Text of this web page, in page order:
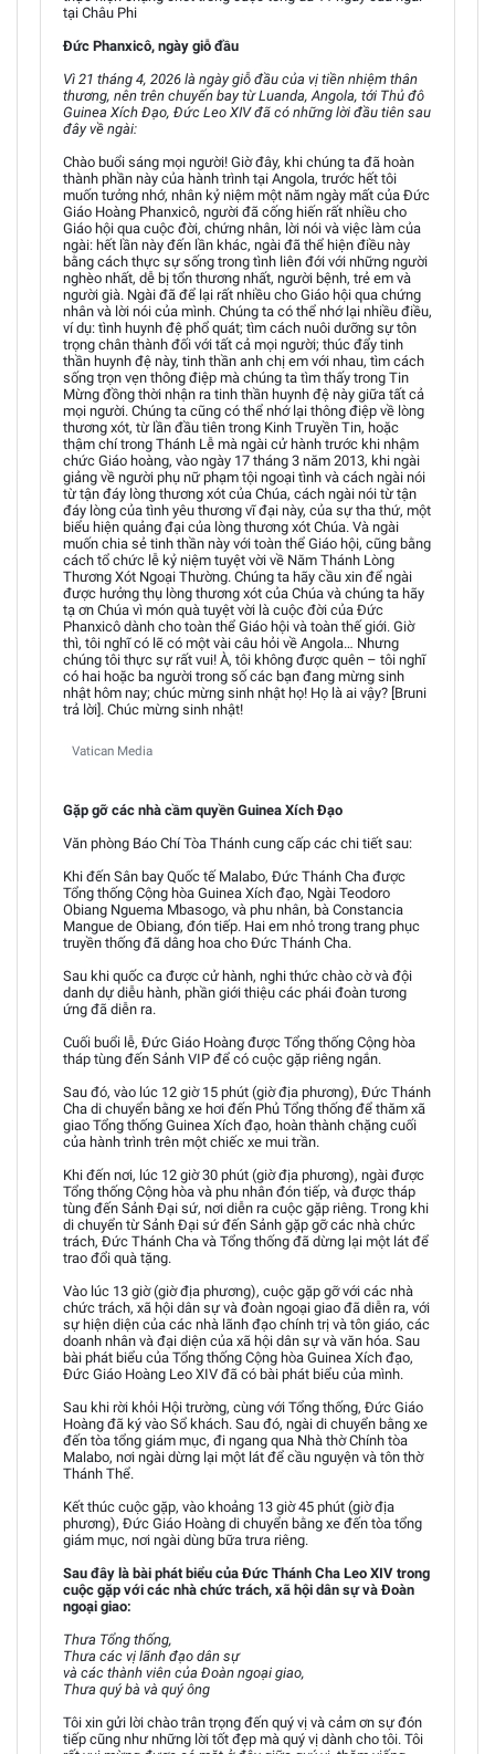
tại Châu Phi
Đức Phanxicô, ngày giỗ đầu
Vì 21 tháng 4, 2026 là ngày giỗ đầu của vị tiền nhiệm thân
thương, nên trên chuyến bay từ Luanda, Angola, tới Thủ đô
Guinea Xích Đạo, Đức Leo XIV đã có những lời đầu tiên sau
đây về ngài:
Chào buổi sáng mọi người! Giờ đây, khi chúng ta đã hoàn
thành phần này của hành trình tại Angola, trước hết tôi
muốn tưởng nhớ, nhân kỷ niệm một năm ngày mất của Đức
Giáo Hoàng Phanxicô, người đã cống hiến rất nhiều cho
Giáo hội qua cuộc đời, chứng nhân, lời nói và việc làm của
ngài: hết lần này đến lần khác, ngài đã thể hiện điều này
bằng cách thực sự sống trong tình liên đới với những người
nghèo nhất, dễ bị tổn thương nhất, người bệnh, trẻ em và
người già. Ngài đã để lại rất nhiều cho Giáo hội qua chứng
nhân và lời nói của mình. Chúng ta có thể nhớ lại nhiều điều,
ví dụ: tình huynh đệ phổ quát; tìm cách nuôi dưỡng sự tôn
trọng chân thành đối với tất cả mọi người; thúc đẩy tinh
thần huynh đệ này, tinh thần anh chị em với nhau, tìm cách
sống trọn vẹn thông điệp mà chúng ta tìm thấy trong Tin
Mừng đồng thời nhận ra tinh thần huynh đệ này giữa tất cả
mọi người. Chúng ta cũng có thể nhớ lại thông điệp về lòng
thương xót, từ lần đầu tiên trong Kinh Truyền Tin, hoặc
thậm chí trong Thánh Lễ mà ngài cử hành trước khi nhậm
chức Giáo hoàng, vào ngày 17 tháng 3 năm 2013, khi ngài
giảng về người phụ nữ phạm tội ngoại tình và cách ngài nói
từ tận đáy lòng thương xót của Chúa, cách ngài nói từ tận
đáy lòng của tình yêu thương vĩ đại này, của sự tha thứ, một
biểu hiện quảng đại của lòng thương xót Chúa. Và ngài
muốn chia sẻ tinh thần này với toàn thể Giáo hội, cũng bằng
cách tổ chức lễ kỷ niệm tuyệt vời về Năm Thánh Lòng
Thương Xót Ngoại Thường. Chúng ta hãy cầu xin để ngài
được hưởng thụ lòng thương xót của Chúa và chúng ta hãy
tạ ơn Chúa vì món quà tuyệt vời là cuộc đời của Đức
Phanxicô dành cho toàn thể Giáo hội và toàn thế giới. Giờ
thì, tôi nghĩ có lẽ có một vài câu hỏi về Angola… Nhưng
chúng tôi thực sự rất vui! À, tôi không được quên – tôi nghĩ
có hai hoặc ba người trong số các bạn đang mừng sinh
nhật hôm nay; chúc mừng sinh nhật họ! Họ là ai vậy? [Bruni
trả lời]. Chúc mừng sinh nhật!
Vatican Media
Gặp gỡ các nhà cầm quyền Guinea Xích Đạo
Văn phòng Báo Chí Tòa Thánh cung cấp các chi tiết sau:
Khi đến Sân bay Quốc tế Malabo, Đức Thánh Cha được
Tổng thống Cộng hòa Guinea Xích đạo, Ngài Teodoro
Obiang Nguema Mbasogo, và phu nhân, bà Constancia
Mangue de Obiang, đón tiếp. Hai em nhỏ trong trang phục
truyền thống đã dâng hoa cho Đức Thánh Cha.
Sau khi quốc ca được cử hành, nghi thức chào cờ và đội
danh dự diễu hành, phần giới thiệu các phái đoàn tương
ứng đã diễn ra.
Cuối buổi lễ, Đức Giáo Hoàng được Tổng thống Cộng hòa
tháp tùng đến Sảnh VIP để có cuộc gặp riêng ngắn.
Sau đó, vào lúc 12 giờ 15 phút (giờ địa phương), Đức Thánh
Cha di chuyển bằng xe hơi đến Phủ Tổng thống để thăm xã
giao Tổng thống Guinea Xích đạo, hoàn thành chặng cuối
của hành trình trên một chiếc xe mui trần.
Khi đến nơi, lúc 12 giờ 30 phút (giờ địa phương), ngài được
Tổng thống Cộng hòa và phu nhân đón tiếp, và được tháp
tùng đến Sảnh Đại sứ, nơi diễn ra cuộc gặp riêng. Trong khi
di chuyển từ Sảnh Đại sứ đến Sảnh gặp gỡ các nhà chức
trách, Đức Thánh Cha và Tổng thống đã dừng lại một lát để
trao đổi quà tặng.
Vào lúc 13 giờ (giờ địa phương), cuộc gặp gỡ với các nhà
chức trách, xã hội dân sự và đoàn ngoại giao đã diễn ra, với
sự hiện diện của các nhà lãnh đạo chính trị và tôn giáo, các
doanh nhân và đại diện của xã hội dân sự và văn hóa. Sau
bài phát biểu của Tổng thống Cộng hòa Guinea Xích đạo,
Đức Giáo Hoàng Leo XIV đã có bài phát biểu của mình.
Sau khi rời khỏi Hội trường, cùng với Tổng thống, Đức Giáo
Hoàng đã ký vào Sổ khách. Sau đó, ngài di chuyển bằng xe
đến tòa tổng giám mục, đi ngang qua Nhà thờ Chính tòa
Malabo, nơi ngài dừng lại một lát để cầu nguyện và tôn thờ
Thánh Thể.
Kết thúc cuộc gặp, vào khoảng 13 giờ 45 phút (giờ địa
phương), Đức Giáo Hoàng di chuyển bằng xe đến tòa tổng
giám mục, nơi ngài dùng bữa trưa riêng.
Sau đây là bài phát biểu của Đức Thánh Cha Leo XIV trong
cuộc gặp với các nhà chức trách, xã hội dân sự và Đoàn
ngoại giao:
Thưa Tổng thống,
Thưa các vị lãnh đạo dân sự
và các thành viên của Đoàn ngoại giao,
Thưa quý bà và quý ông
Tôi xin gửi lời chào trân trọng đến quý vị và cảm ơn sự đón
tiếp cũng như những lời tốt đẹp mà quý vị dành cho tôi. Tôi